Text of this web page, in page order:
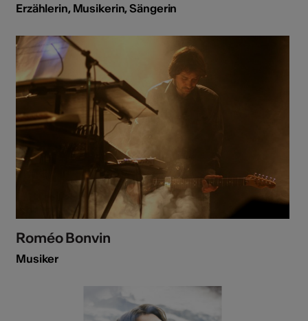
Erzählerin, Musikerin, Sängerin
Roméo Bonvin
Musiker